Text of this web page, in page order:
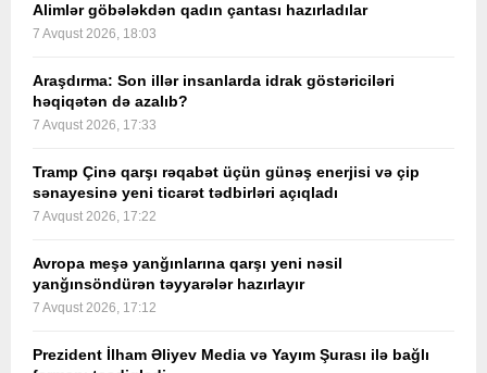
Alimlər göbələkdən qadın çantası hazırladılar
7 Avqust 2026, 18:03
Araşdırma: Son illər insanlarda idrak göstəriciləri
həqiqətən də azalıb?
7 Avqust 2026, 17:33
Tramp Çinə qarşı rəqabət üçün günəş enerjisi və çip
sənayesinə yeni ticarət tədbirləri açıqladı
7 Avqust 2026, 17:22
Avropa meşə yanğınlarına qarşı yeni nəsil
yanğınsöndürən təyyarələr hazırlayır
7 Avqust 2026, 17:12
Prezident İlham Əliyev Media və Yayım Şurası ilə bağlı